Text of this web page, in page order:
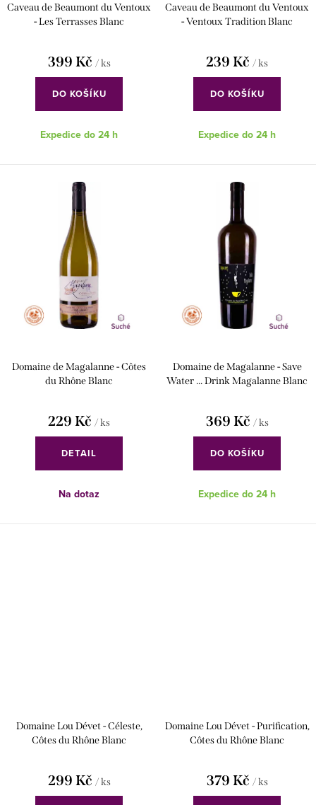
ů
t
Caveau de Beaumont du Ventoux
- Les Terrasses Blanc
399 Kč / ks
DO KOŠÍKU
Expedice do 24 h
Caveau de Beaumont du Ventoux
- Ventoux Tradition Blanc
239 Kč / ks
DO KOŠÍKU
Expedice do 24 h
Domaine de Magalanne - Côtes
du Rhône Blanc
229 Kč / ks
DETAIL
Na dotaz
Domaine de Magalanne - Save
Water ... Drink Magalanne Blanc
369 Kč / ks
DO KOŠÍKU
Expedice do 24 h
Domaine Lou Dévet - Céleste,
Côtes du Rhône Blanc
299 Kč / ks
Domaine Lou Dévet - Purification,
Côtes du Rhône Blanc
379 Kč / ks